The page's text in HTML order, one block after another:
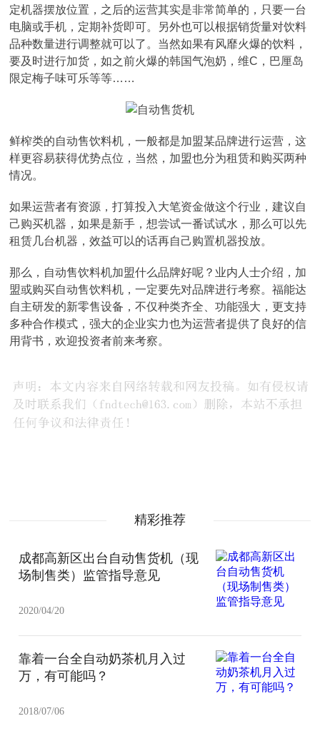
定机器摆放位置，之后的运营其实是非常简单的，只要一台
电脑或手机，定期补货即可。另外也可以根据销货量对饮料
品种数量进行调整就可以了。当然如果有风靡火爆的饮料，
要及时进行加货，如之前火爆的韩国气泡奶，维C，巴厘岛
限定梅子味可乐等等……
鲜榨类的自动售饮料机，一般都是加盟某品牌进行运营，这
样更容易获得优势点位，当然，加盟也分为租赁和购买两种
情况。
如果运营者有资源，打算投入大笔资金做这个行业，建议自
己购买机器，如果是新手，想尝试一番试试水，那么可以先
租赁几台机器，效益可以的话再自己购置机器投放。
那么，自动售饮料机加盟什么品牌好呢？业内人士介绍，加
盟或购买自动售饮料机，一定要先对品牌进行考察。福能达
自主研发的新零售设备，不仅种类齐全、功能强大，更支持
多种合作模式，强大的企业实力也为运营者提供了良好的信
用背书，欢迎投资者前来考察。
精彩推荐
成都高新区出台自动售货机（现
场制售类）监管指导意见
2020/04/20
靠着一台全自动奶茶机月入过
万，有可能吗？
2018/07/06